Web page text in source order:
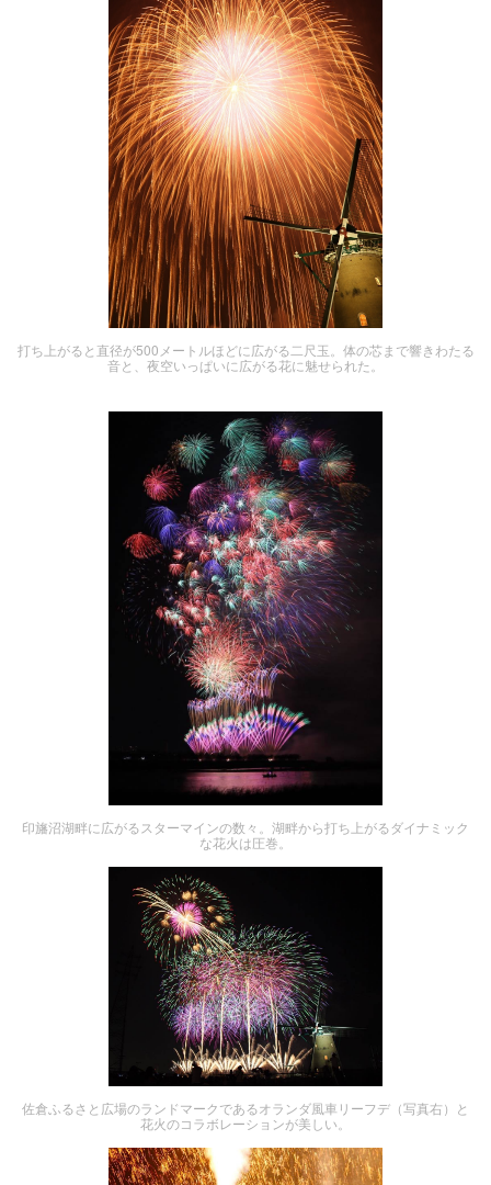
打ち上がると直径が500メートルほどに広がる二尺玉。体の芯まで響きわたる
音と、夜空いっぱいに広がる花に魅せられた。
印旛沼湖畔に広がるスターマインの数々。湖畔から打ち上がるダイナミック
な花火は圧巻。
佐倉ふるさと広場のランドマークであるオランダ風車リーフデ（写真右）と
花火のコラボレーションが美しい。